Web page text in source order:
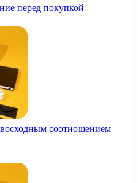
перед покупкой
соотношением